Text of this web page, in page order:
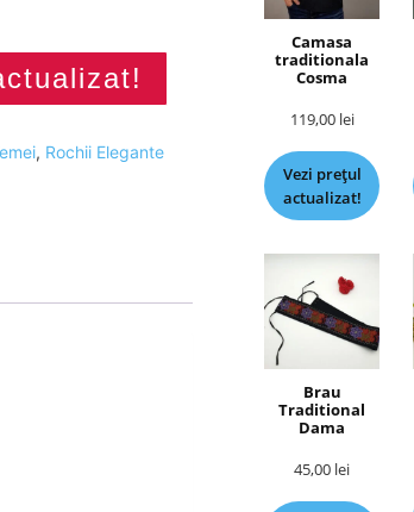
, Rochii Elegante
Camasa
traditionala
Cosma
119,00 lei
Vezi prețul
actualizat!
Brau
Traditional
Dama
45,00 lei